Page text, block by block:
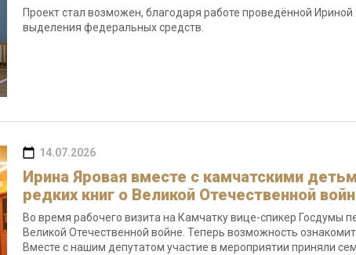
Проект стал возможен, благодаря работе проведённой
выделения федеральных средств.
14.07.2026
Ирина Яровая вместе с камчатскими
редких книг о Великой Отечественной
Во время рабочего визита на Камчатку вице-спикер Госдумы
Великой Отечественной войне. Теперь возможность
Вместе с нашим депутатом участие в мероприятии приняли